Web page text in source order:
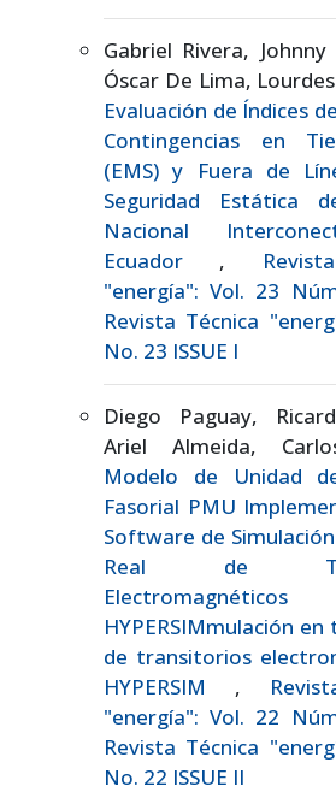
Gabriel Rivera, Johnny
Óscar De Lima,
Evaluación de Índices
Contingencias en
(EMS) y Fuera de
Seguridad Estática
Nacional
Ecuador ,
"energía": Vol. 23
Revista Técnica
No. 23 ISSUE I
Diego Paguay,
Ariel Almeida,
Modelo de Unidad
Fasorial PMU
Software de
Real de
Electromagnéticos
HYPERSIMmulación
de transitorios
HYPERSIM ,
"energía": Vol. 22
Revista Técnica
No. 22 ISSUE II